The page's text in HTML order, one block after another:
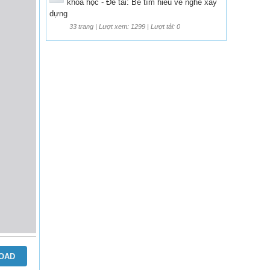
khoa học - Đề tài: Bé tìm hiểu về nghề xây
dựng
33 trang | Lượt xem: 1299 | Lượt tải: 0